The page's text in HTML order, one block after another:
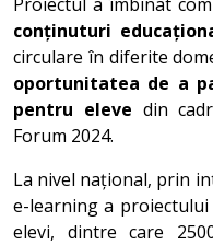
conținuturi
circulare în diferite
oportunitatea de a
pentru eleve din
Forum 2024.
La nivel național, prin
e-learning a proiectului
elevi, dintre care